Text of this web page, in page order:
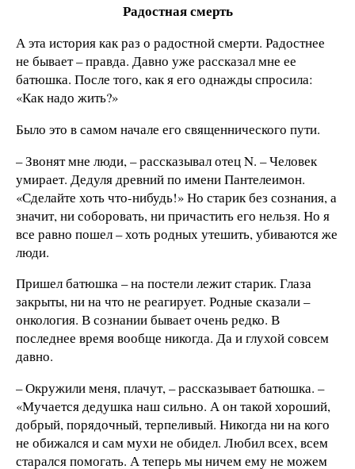
Радостная смерть
А эта история как раз о радостной смерти. Радостнее
не бывает – правда. Давно уже рассказал мне ее
батюшка. После того, как я его однажды спросила:
«Как надо жить?»
Было это в самом начале его священнического пути.
– Звонят мне люди, – рассказывал отец N. – Человек
умирает. Дедуля древний по имени Пантелеимон.
«Сделайте хоть что-нибудь!» Но старик без сознания, а
значит, ни соборовать, ни причастить его нельзя. Но я
все равно пошел – хоть родных утешить, убиваются же
люди.
Пришел батюшка – на постели лежит старик. Глаза
закрыты, ни на что не реагирует. Родные сказали –
онкология. В сознании бывает очень редко. В
последнее время вообще никогда. Да и глухой совсем
давно.
– Окружили меня, плачут, – рассказывает батюшка. –
«Мучается дедушка наш сильно. А он такой хороший,
добрый, порядочный, терпеливый. Никогда ни на кого
не обижался и сам мухи не обидел. Любил всех, всем
старался помогать. А теперь мы ничем ему не можем